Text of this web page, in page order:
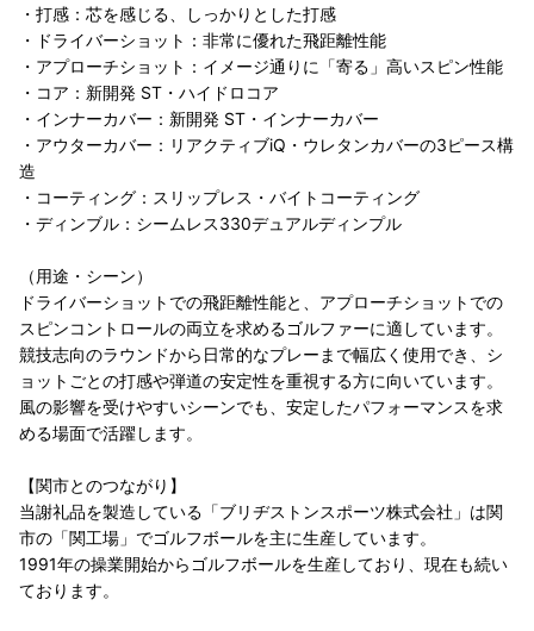
・打感：芯を感じる、しっかりとした打感
・ドライバーショット：非常に優れた飛距離性能
・アプローチショット：イメージ通りに「寄る」高いスピン性能
・コア：新開発 ST・ハイドロコア
・インナーカバー：新開発 ST・インナーカバー
・アウターカバー：リアクティブiQ・ウレタンカバーの3ピース構
造
・コーティング：スリップレス・バイトコーティング
・ディンブル：シームレス330デュアルディンプル
（用途・シーン）
ドライバーショットでの飛距離性能と、アプローチショットでの
スピンコントロールの両立を求めるゴルファーに適しています。
競技志向のラウンドから日常的なプレーまで幅広く使用でき、シ
ョットごとの打感や弾道の安定性を重視する方に向いています。
風の影響を受けやすいシーンでも、安定したパフォーマンスを求
める場面で活躍します。
【関市とのつながり】
当謝礼品を製造している「ブリヂストンスポーツ株式会社」は関
市の「関工場」でゴルフボールを主に生産しています。
1991年の操業開始からゴルフボールを生産しており、現在も続い
ております。